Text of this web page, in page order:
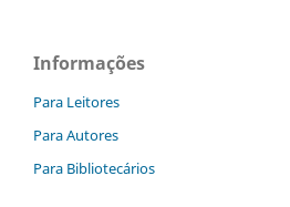
Informações
Para Leitores
Para Autores
Para Bibliotecários